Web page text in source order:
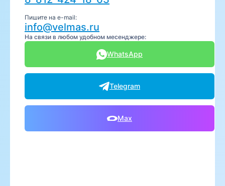
Пишите на e-mail:
info@velmas.ru
На связи в любом удобном месенджере:
WhatsApp
Telegram
Max